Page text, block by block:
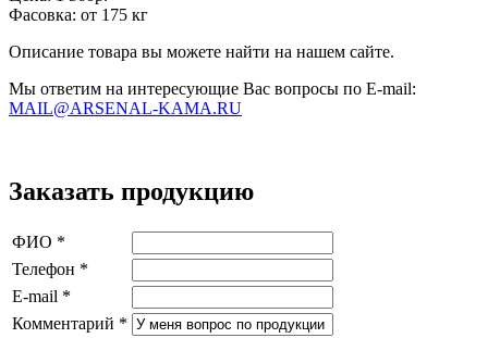
Фасовка: от 175 кг
Описание товара вы можете найти на нашем сайте.
Мы ответим на интересующие Вас вопросы по E-mail:
MAIL@ARSENAL-KAMA.RU
Заказать продукцию
ФИО *
Телефон *
E-mail *
Комментарий *